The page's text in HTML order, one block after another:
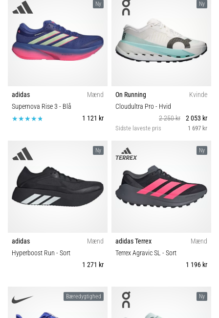
Ny
adidas
Mænd
Supernova Rise 3 - Blå
1 121 kr
Ny
On Running
Kvinde
Cloudultra Pro- Hvid
2 250 kr
2 053 kr
Sidste laveste pris 1 697 kr
Ny
adidas
Mænd
Hyperboost Run - Sort
1 271 kr
Ny
adidas Terrex
Mænd
Terrex Agravic SL - Sort
1 196 kr
Bæredygtighed Ny